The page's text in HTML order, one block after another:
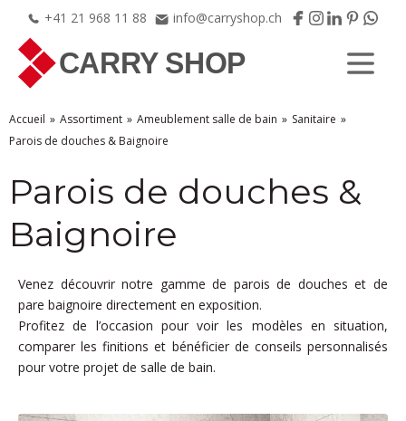
+41 21 968 11 88 info@carryshop.ch
Accueil Assortiment Ameublement salle de bain
Sanitaire
Parois de douches & Baignoire
Parois de douches &
Baignoire
Venez découvrir notre gamme de parois de douches et de
pare baignoire directement en exposition.
Profitez de l’occasion pour voir les modèles en situation,
comparer les finitions et bénéficier de conseils personnalisés
pour votre projet de salle de bain.